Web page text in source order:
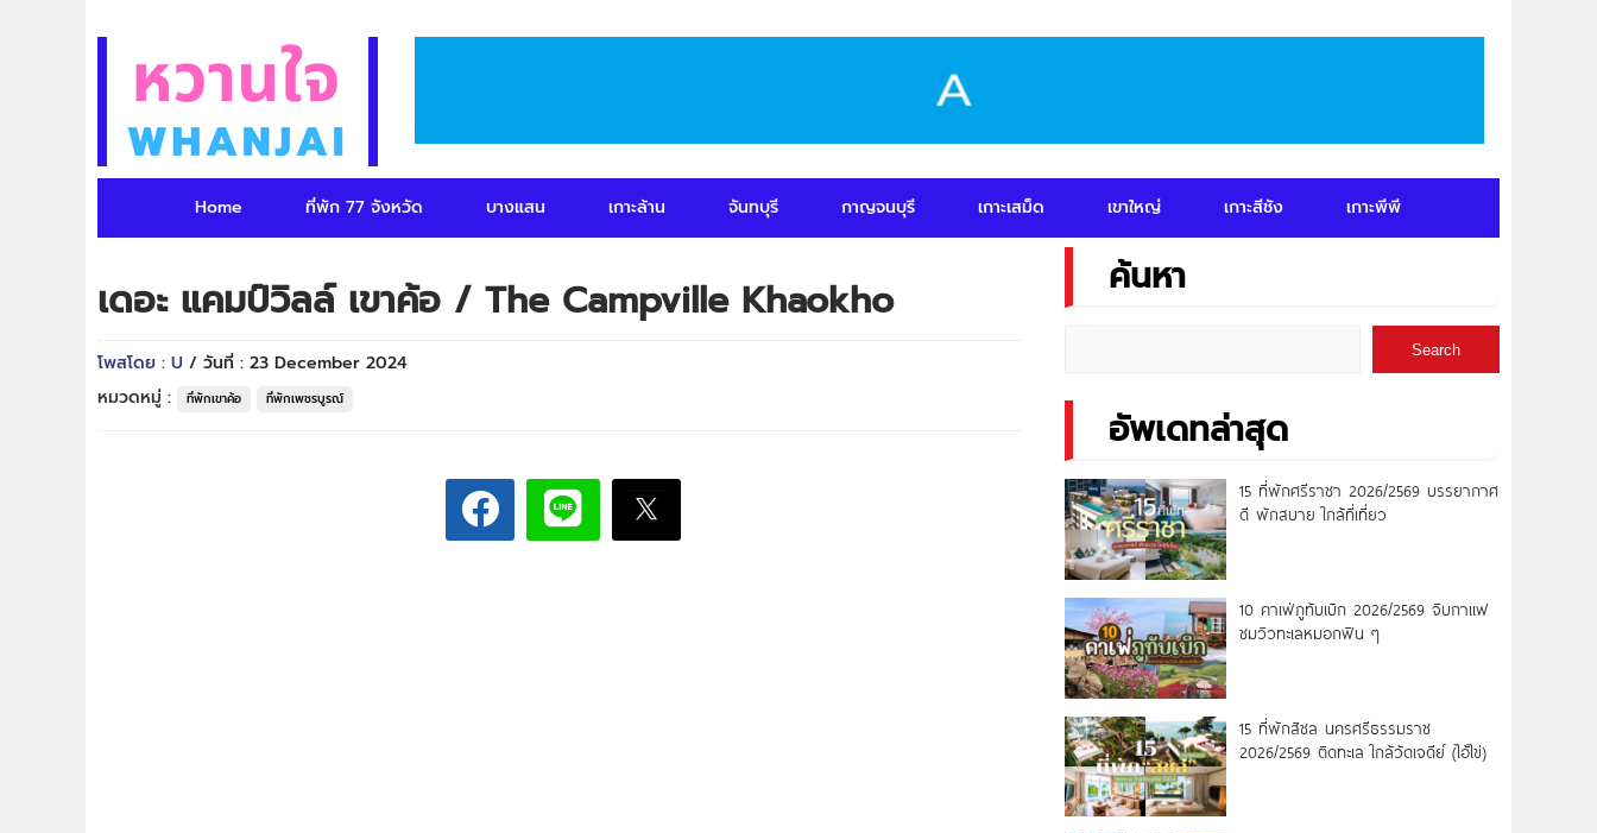
Home ที่พัก 77 จังหวัด บางแสน เกาะล้าน จันทบุรี กาญจนบุรี เกาะเสม็ด เขาใหญ่ เกาะสีชัง เกาะพีพี
เดอะ แคมป์วิลล์ เขาค้อ / The Campville Khaokho
โพสโดย : U / วันที่ : 23 December 2024
หมวดหมู่ :
ที่พักเขาค้อ ที่พักเพชรบูรณ์
ค้นหา
Search
อัพเดทล่าสุด
15 ที่พักศรีราชา 2026/2569 บรรยากาศ
ดี พักสบาย ใกล้ที่เที่ยว
10 คาเฟ่ภูทับเบิก 2026/2569 จิบกาแฟ
ชมวิวทะเลหมอกฟิน ๆ
15 ที่พักสิชล นครศรีธรรมราช
2026/2569 ติดทะเล ใกล้วัดเจดีย์ (ไอ้ไข่)